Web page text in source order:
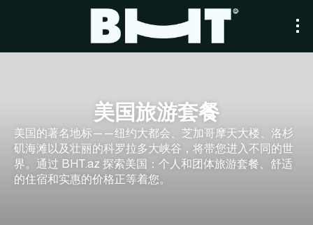
美国旅游套餐
美国的著名地标——纽约大都会、芝加哥摩天大楼、洛杉
矶海滩以及壮丽的科罗拉多大峡谷，将带您进入不同的世
界。通过 BHT.az 探索美国：个人和团体旅游套餐、舒适
的住宿和实惠的价格正等着您。